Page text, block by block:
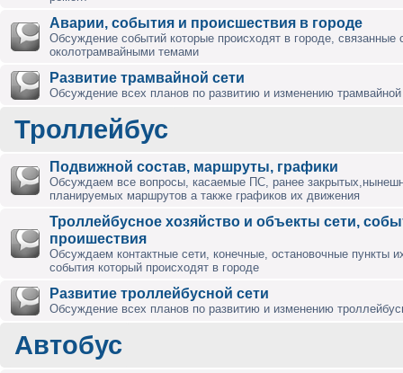
Аварии, события и происшествия в городе
Обсуждение событий которые происходят в городе, связанные
околотрамвайными темами
Развитие трамвайной сети
Обсуждение всех планов по развитию и изменению трамвайной
Троллейбус
Подвижной состав, маршруты, графики
Обсуждаем все вопросы, касаемые ПС, ранее
планируемых маршрутов а также графиков их движения
Троллейбусное хозяйство и объекты сети,
проишествия
Обсуждаем контактные сети, конечные, остановочные пункты
события который происходят в городе
Развитие троллейбусной сети
Обсуждение всех планов по развитию и изменению
Автобус